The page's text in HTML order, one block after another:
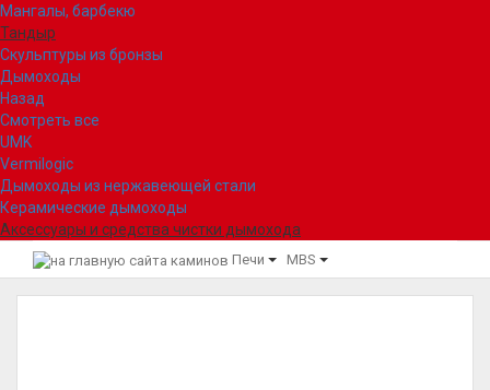
Мангалы, барбекю
Тандыр
Скульптуры из бронзы
Дымоходы
Назад
Смотреть все
UMK
Vermilogic
Дымоходы из нержавеющей стали
Керамические дымоходы
Аксессуары и средства чистки дымохода
Печи MBS